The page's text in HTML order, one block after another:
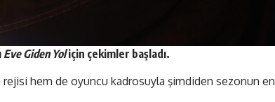
Eve Giden Yoliçin çekimler başladı.
rejisi hem de oyuncu kadrosuyla şimdiden sezonun en